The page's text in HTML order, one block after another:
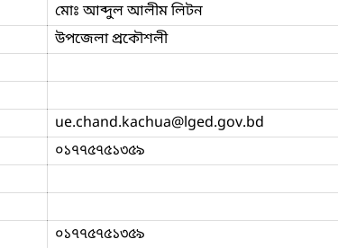
মোঃ আব্দুল আলীম লিটন
উপজেলা প্রকৌশলী
ue.chand.kachua@lged.gov.bd
০১৭৭৫৭৫১৩৫৯
০১৭৭৫৭৫১৩৫৯